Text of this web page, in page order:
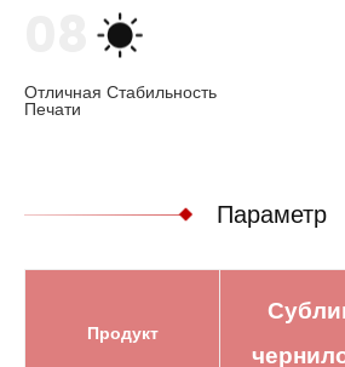
Отличная Стабильность
Печати
Параметр
Продукт